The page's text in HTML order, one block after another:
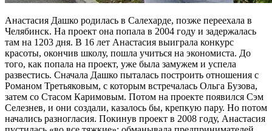
Анастасия Дашко родилась в Салехарде, позже переехала в
Челябинск. На проект она попала в 2004 году и задержалась
там на 1203 дня. В 16 лет Анастасия выиграла конкурс
красоты, окончив школу, пошла учиться на экономиста. До
того, как попала на проект, уже была замужем и успела
развестись. Сначала Дашко пыталась построить отношения с
Романом Третьяковым, с которым встречалась Ольга Бузова,
затем со Стасом Каримовым. Потом на проекте появился Сэм
Селезнев, и они создали, казалось бы, крепкую пару. Но потом
начались разногласия. Покинув проект в 2008 году, Анастасия